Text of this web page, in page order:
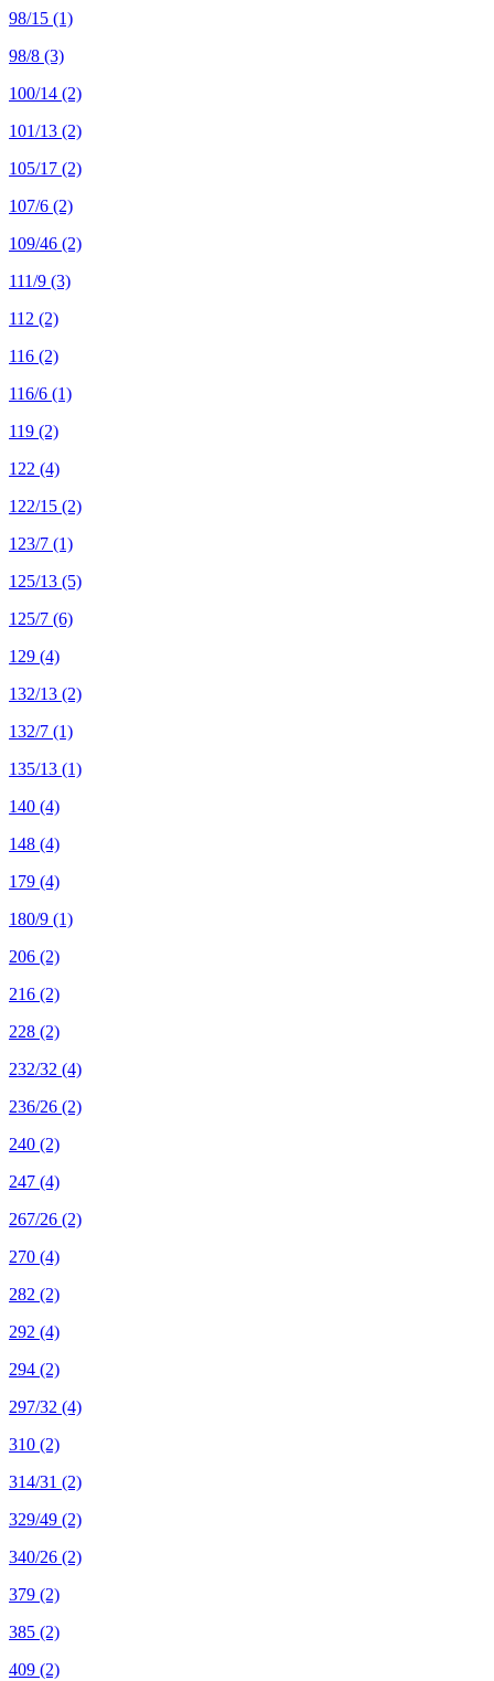
98/15 (1)
98/8 (3)
100/14 (2)
101/13 (2)
105/17 (2)
107/6 (2)
109/46 (2)
111/9 (3)
112 (2)
116 (2)
116/6 (1)
119 (2)
122 (4)
122/15 (2)
123/7 (1)
125/13 (5)
125/7 (6)
129 (4)
132/13 (2)
132/7 (1)
135/13 (1)
140 (4)
148 (4)
179 (4)
180/9 (1)
206 (2)
216 (2)
228 (2)
232/32 (4)
236/26 (2)
240 (2)
247 (4)
267/26 (2)
270 (4)
282 (2)
292 (4)
294 (2)
297/32 (4)
310 (2)
314/31 (2)
329/49 (2)
340/26 (2)
379 (2)
385 (2)
409 (2)